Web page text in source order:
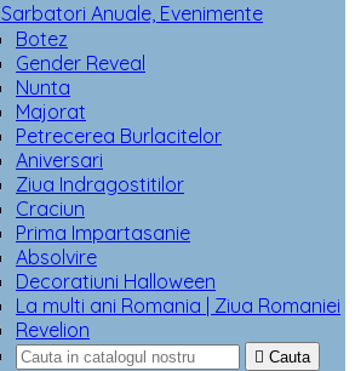
Sarbatori Anuale, Evenimente
Botez
Gender Reveal
Nunta
Majorat
Petrecerea Burlacitelor
Aniversari
Ziua Indragostitilor
Craciun
Prima Impartasanie
Absolvire
Decoratiuni Halloween
La multi ani Romania | Ziua Romaniei
Revelion
 Cauta